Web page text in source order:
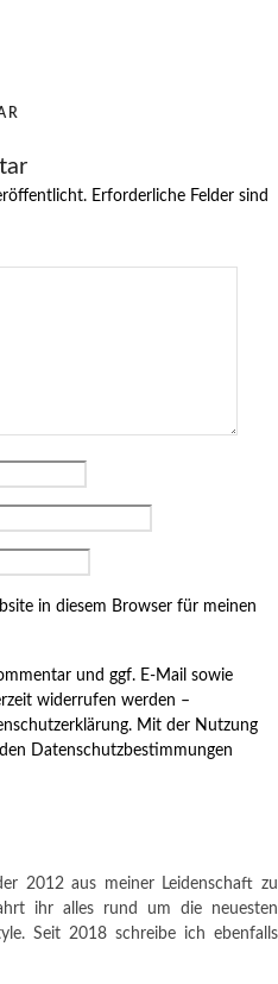
Erforderliche Felder sind
in diesem Browser für meinen
und ggf. E-Mail sowie
widerrufen werden –
Mit der Nutzung
Datenschutzbestimmungen
2012 aus meiner Leidenschaft zu
ihr alles rund um die neuesten
Seit 2018 schreibe ich ebenfalls